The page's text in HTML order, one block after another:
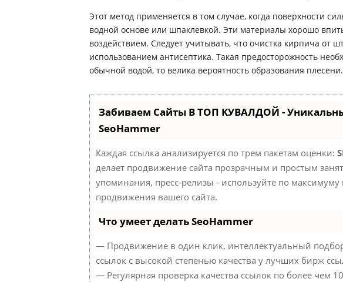
Этот метод применяется в том случае, когда поверхности
водной основе или шпаклевкой. Эти материалы хорошо
воздействием. Следует учитывать, что очистка кирпича от
использованием антисептика. Такая предосторожность
обычной водой, то велика вероятность образования плесени.
Забиваем Сайты В ТОП КУВАЛДОЙ -
SeoHammer
Каждая ссылка анализируется по трем пакетам оценки:
делает продвижение сайта прозрачным и простым
упоминания, пресс-релизы - используйте по максимуму
продвижения вашего сайта.
Что умеет делать SeoHammer
— Продвижение в один клик, интеллектуальный
ссылок с высокой степенью качества у лучших бирж
— Регулярная проверка качества ссылок по более чем